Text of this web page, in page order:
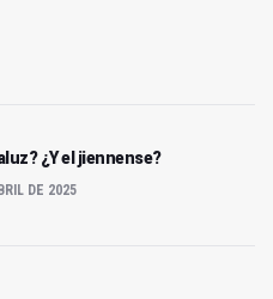
¿Y el jiennense?
DE 2025